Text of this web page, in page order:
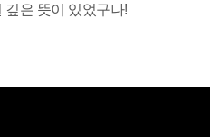
깊은 뜻이 있었구나!